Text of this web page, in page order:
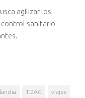
agilizar los
sanitario
TDAC viajes